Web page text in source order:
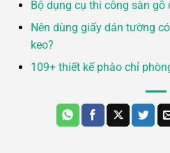
Bộ dụng cụ thi công sàn
Nên dùng giấy dán tường
keo?
109+ thiết kế phào chỉ